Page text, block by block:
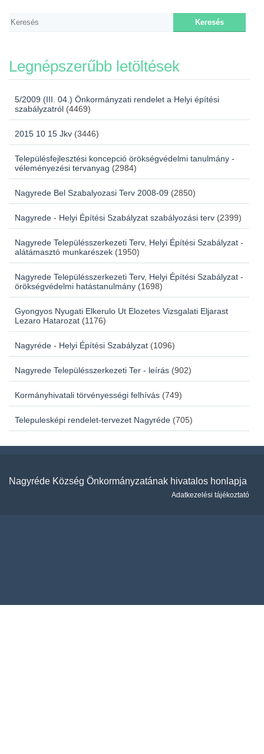
Legnépszerűbb letöltések
5/2009 (III. 04.) Önkormányzati rendelet a Helyi építési
szabályzatról (4469)
2015 10 15 Jkv (3446)
Településfejlesztési koncepció örökségvédelmi tanulmány -
véleményezési tervanyag (2984)
Nagyrede Bel Szabalyozasi Terv 2008-09 (2850)
Nagyrede - Helyi Építési Szabályzat szabályozási terv (2399)
Nagyrede Településszerkezeti Terv, Helyi Építési Szabályzat -
alátámasztó munkarészek (1950)
Nagyrede Településszerkezeti Terv, Helyi Építési Szabályzat -
örökségvédelmi hatástanulmány (1698)
Gyongyos Nyugati Elkerulo Ut Elozetes Vizsgalati Eljarast
Lezaro Hatarozat (1176)
Nagyréde - Helyi Építési Szabályzat (1096)
Nagyrede Településszerkezeti Ter - leírás (902)
Kormányhivatali törvényességi felhívás (749)
Telepulesképi rendelet-tervezet Nagyréde (705)
Nagyréde Község Önkormányzatának hivatalos honlapja
Adatkezelési tájékoztató